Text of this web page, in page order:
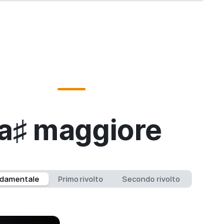
maggiore
Primo rivolto Secondo rivolto